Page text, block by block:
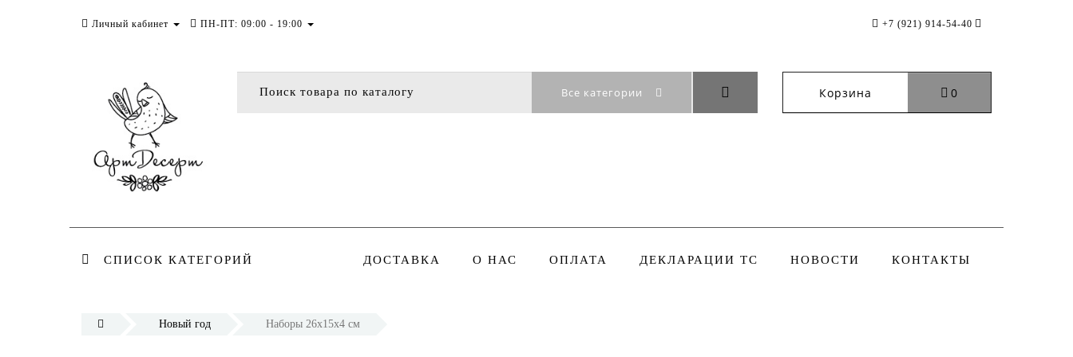
Личный кабинет ПН-ПТ: 09:00 - 19:00 +7 (921) 914-54-40
Все категории Корзина 0
СПИСОК КАТЕГОРИЙ ДОСТАВКА О НАС ОПЛАТА ДЕКЛАРАЦИИ ТС НОВОСТИ КОНТАКТЫ
Новый год Наборы 26х15х4 см